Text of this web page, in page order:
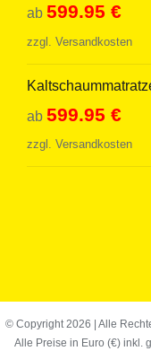
ab 599.95 €
zzgl. Versandkosten
ab 599.95 €
zzgl. Versandkosten
© Copyright2026 | Alle
Alle Preise in Euro (€) inkl.